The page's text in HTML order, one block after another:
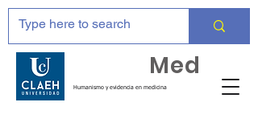
Humanismo y evidencia en medicina
Med